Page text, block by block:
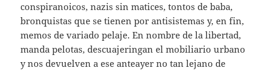
conspiranoicos, nazis sin matices, tontos de baba,
bronquistas que se tienen por antisistemas y, en fin,
memos de variado pelaje. En nombre de la libertad,
manda pelotas, descuajeringan el mobiliario urbano
y nos devuelven a ese anteayer no tan lejano de